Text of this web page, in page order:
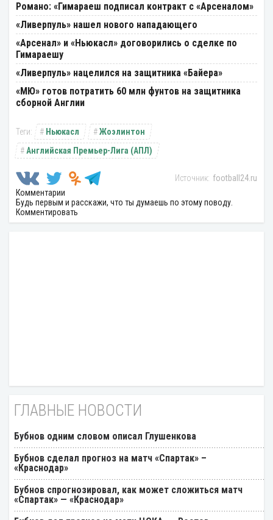
Романо: «Гимараеш подписал контракт с «Арсеналом»
«Ливерпуль» нашел нового нападающего
«Арсенал» и «Ньюкасл» договорились о сделке по
Гимараешу
«Ливерпуль» нацелился на защитника «Байера»
«МЮ» готов потратить 60 млн фунтов на защитника
сборной Англии
Ньюкасл
Жоэлинтон
Английская Премьер-Лига (АПЛ)
football24.ru
Комментарии
Будь первым и расскажи, что ты думаешь по этому поводу.
Комментировать
ГЛАВНЫЕ НОВОСТИ
Бубнов одним словом описал Глушенкова
Бубнов сделал прогноз на матч «Спартак» –
«Краснодар»
Бубнов спрогнозировал, как может сложиться матч
«Спартак» — «Краснодар»